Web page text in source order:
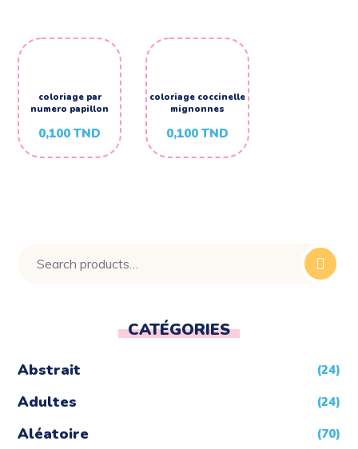
coloriage par
numero papillon
0,100TND
coloriage coccinelle
mignonnes
0,100TND
CATÉGORIES
Abstrait (24)
Adultes (24)
Aléatoire (70)